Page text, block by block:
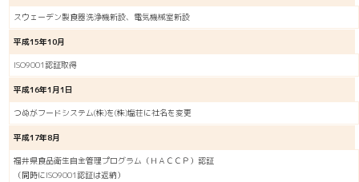
スウェーデン製食器洗浄機新設、電気機械室新設
平成15年10月
ISO9001認証取得
平成16年1月1日
つぬがフードシステム(株)を(株)塩荘に社名を変更
平成17年8月
福井県食品衛生自主管理プログラム（ＨＡＣＣＰ）認証
（同時にISO9001認証は返納）